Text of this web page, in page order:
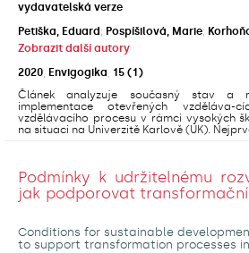
vydavatelská verze
Petiška, Eduard ; Pospíšilová, Marie;
Zobrazit další autory
2020 Envigogika 15 (1)
Článek analyzuje současný stav a
implementace otevřených
vzdělávacího procesu v rámci vysokých
na situaci na Univerzitě Karlově (UK).
Podmínky k udržitelnému
jak podporovat
Conditions for sustainable
to support transformation processes